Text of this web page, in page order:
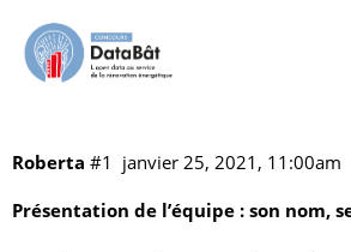
"Faire parler" une
Les projets vitrine
Roberta janvier 25, 2021, 11:00am
#1
Présentation de l’équipe : son nom,